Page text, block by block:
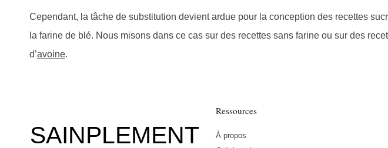
Cependant, la tâche de substitution devient ardue pour la conception des recettes
la farine de blé. Nous misons dans ce cas sur des recettes sans farine ou sur des
d’avoine.
SAINPLEMENT
Ressources
À propos